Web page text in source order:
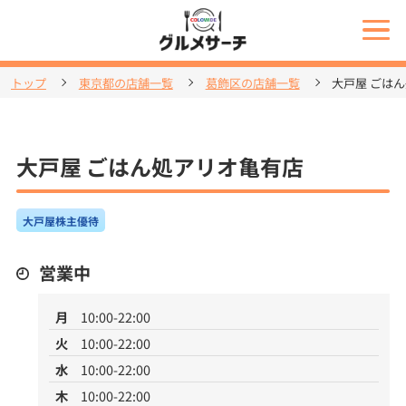
トップ 東京都の店舗一覧 葛飾区の店舗一覧 大戸屋 ごは
大戸屋 ごはん処アリオ亀有店
大戸屋株主優待
営業中
月
10:00-22:00
火
10:00-22:00
水
10:00-22:00
木
10:00-22:00